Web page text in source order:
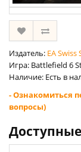
Издатель: EA Swiss
Игра: Battlefield 6
Наличие: Есть в
- Ознакомиться
вопросы)